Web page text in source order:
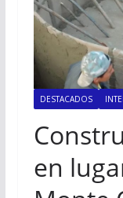
DESTACADOS
en